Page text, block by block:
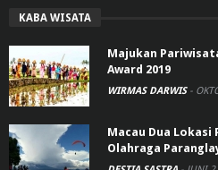
KABA WISATA
Majukan
Award 2019
WIRMAS DARWIS -
Macau Dua
Olahraga